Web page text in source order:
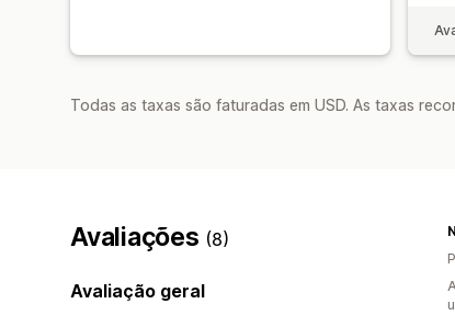
Todas as taxas são faturadas em USD. As taxas
Avaliações (8)
Avaliação geral